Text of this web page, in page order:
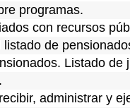
programas.
con recursos
de
Listado
administrar y